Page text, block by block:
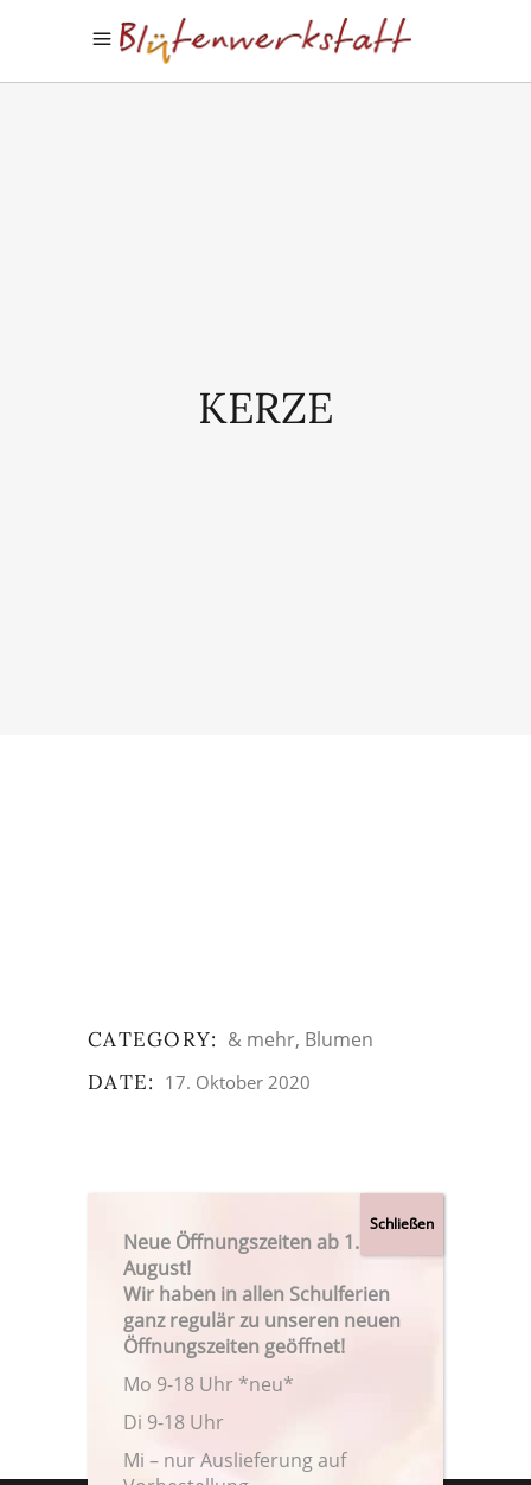
KERZE
CATEGORY: & mehr Blumen
DATE: 17. Oktober 2020
Neue Öffnungszeiten ab 1.
August!
Wir haben in allen Schulferien
ganz regulär zu unseren neuen
Öffnungszeiten geöffnet!
Mo 9-18 Uhr *neu*
Di 9-18 Uhr
Mi – nur Auslieferung auf